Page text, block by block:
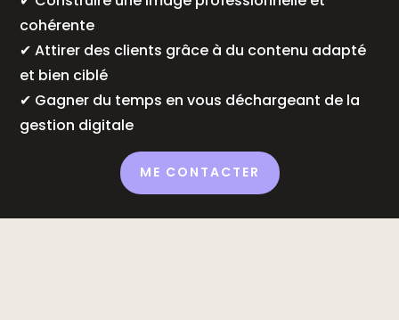
cohérente
✔ Attirer des clients grâce à du contenu adapté
et bien ciblé
✔ Gagner du temps en vous déchargeant de la
gestion digitale
ME CONTACTER